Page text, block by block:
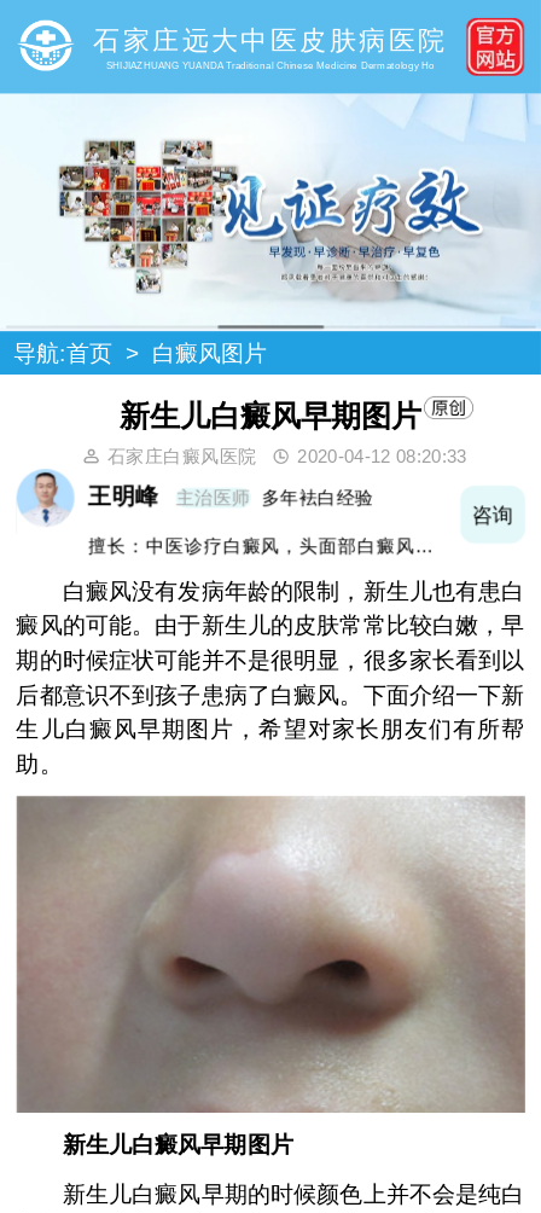
石家庄远大中医皮肤病医院
SHIJIAZHUANG YUANDA Traditional Chinese Medicine Dermatology Ho
导航:首页 > 白癜风图片
新生儿白癜风早期图片
石家庄白癜风医院 2020-04-12 08:20:33
王明峰 主治医师 多年袪白经验
擅长：中医诊疗白癜风，头面部白癜风，青
咨询
白癜风没有发病年龄的限制，新生儿也有患白
癜风的可能。由于新生儿的皮肤常常比较白嫩，早
期的时候症状可能并不是很明显，很多家长看到以
后都意识不到孩子患病了白癜风。下面介绍一下新
生儿白癜风早期图片，希望对家长朋友们有所帮
助。
新生儿白癜风早期图片
新生儿白癜风早期的时候颜色上并不会是纯白